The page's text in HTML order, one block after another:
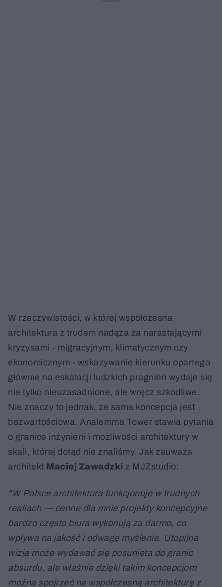
W rzeczywistości, w której współczesna
architektura z trudem nadąża za narastającymi
kryzysami - migracyjnym, klimatycznym czy
ekonomicznym - wskazywanie kierunku opartego
głównie na eskalacji ludzkich pragnień wydaje się
nie tylko nieuzasadnione, ale wręcz szkodliwe.
Nie znaczy to jednak, że sama koncepcja jest
bezwartościowa. Analemma Tower stawia pytania
o granice inżynierii i możliwości architektury w
skali, której dotąd nie znaliśmy. Jak zauważa
architekt Maciej Zawadzki z MJZstudio:
"W Polsce architektura funkcjonuje w trudnych
realiach — cenne dla mnie projekty koncepcyjne
bardzo często biura wykonują za darmo, co
wpływa na jakość i odwagę myślenia. Utopijna
wizja może wydawać się posunięta do granic
absurdu, ale właśnie dzięki takim koncepcjom
można spojrzeć na współczesną architekturę z